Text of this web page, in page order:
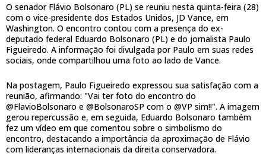
O senador Flávio Bolsonaro (PL) se reuniu nesta quinta-feira (28)
com o vice-presidente dos Estados Unidos, JD Vance, em
Washington. O encontro contou com a presença do ex-
deputado federal Eduardo Bolsonaro (PL) e do jornalista Paulo
Figueiredo. A informação foi divulgada por Paulo em suas redes
sociais, onde compartilhou uma foto ao lado de Vance.
Na postagem, Paulo Figueiredo expressou sua satisfação com a
reunião, afirmando: "Vai ter foto do encontro do
@FlavioBolsonaro e @BolsonaroSP com o @VP sim!!". A imagem
gerou repercussão e, em seguida, Eduardo Bolsonaro também
fez um vídeo em que comentou sobre o simbolismo do
encontro, destacando a importância da aproximação de Flávio
com lideranças internacionais da direita conservadora.